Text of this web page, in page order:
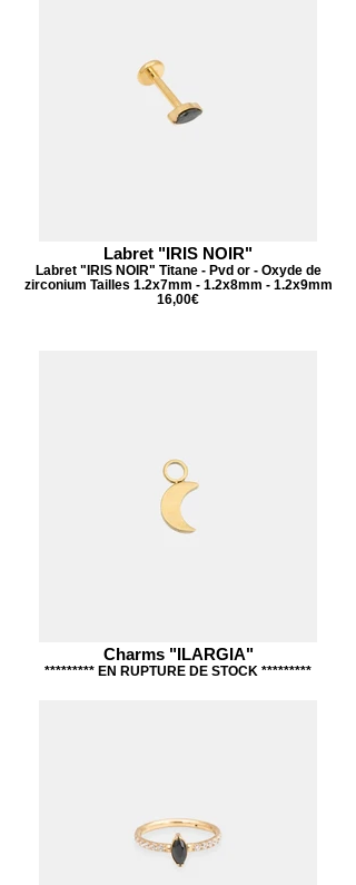
Labret "IRIS NOIR"
Labret "IRIS NOIR" Titane - Pvd or - Oxyde de
zirconium Tailles 1.2x7mm - 1.2x8mm - 1.2x9mm
16,00€
Charms "ILARGIA"
********* EN RUPTURE DE STOCK *********